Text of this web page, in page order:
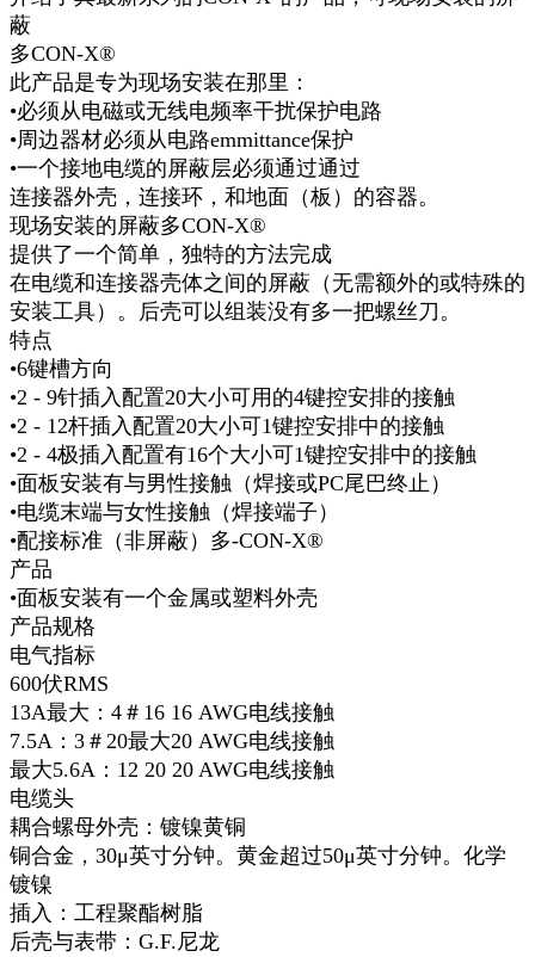
蔽
多CON-X®
此产品是专为现场安装在那里：
•必须从电磁或无线电频率干扰保护电路
•周边器材必须从电路emmittance保护
•一个接地电缆的屏蔽层必须通过通过
连接器外壳，连接环，和地面（板）的容器。
现场安装的屏蔽多CON-X®
提供了一个简单，独特的方法完成
在电缆和连接器壳体之间的屏蔽（无需额外的或特殊的
安装工具）。后壳可以组装没有多一把螺丝刀。
特点
•6键槽方向
•2 - 9针插入配置20大小可用的4键控安排的接触
•2 - 12杆插入配置20大小可1键控安排中的接触
•2 - 4极插入配置有16个大小可1键控安排中的接触
•面板安装有与男性接触（焊接或PC尾巴终止）
•电缆末端与女性接触（焊接端子）
•配接标准（非屏蔽）多-CON-X®
产品
•面板安装有一个金属或塑料外壳
产品规格
电气指标
600伏RMS
13A最大：4＃16 16 AWG电线接触
7.5A：3＃20最大20 AWG电线接触
最大5.6A：12 20 20 AWG电线接触
电缆头
耦合螺母外壳：镀镍黄铜
铜合金，30μ英寸分钟。黄金超过50μ英寸分钟。化学
镀镍
插入：工程聚酯树脂
后壳与表带：G.F.尼龙